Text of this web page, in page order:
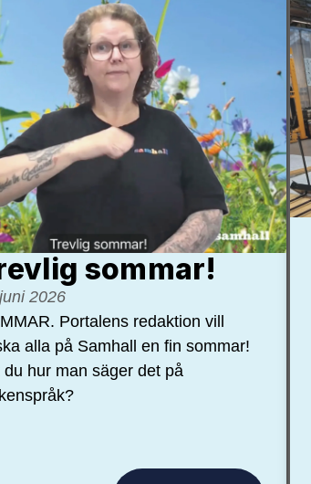
sommar!
2026
Portalens redaktion vill
alla på Samhall en fin sommar!
du hur man säger det på